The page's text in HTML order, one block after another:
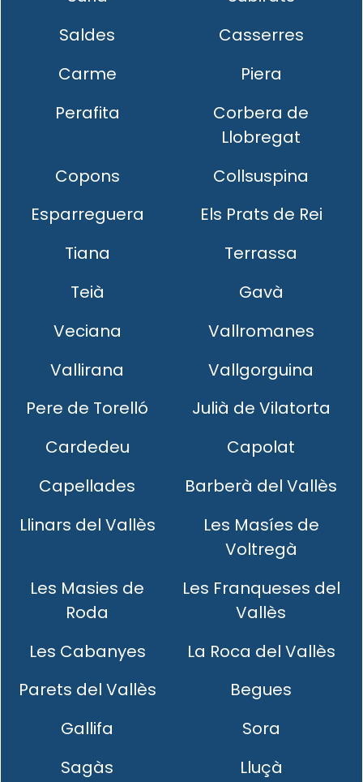
Saldes
Casserres
Carme
Piera
Perafita
Corbera de
Llobregat
Copons
Collsuspina
Esparreguera
Els Prats de Rei
Tiana
Terrassa
Teià
Gavà
Veciana
Vallromanes
Vallirana
Vallgorguina
Pere de Torelló
Julià de Vilatorta
Cardedeu
Capolat
Capellades
Barberà del Vallès
Llinars del Vallès
Les Masíes de
Voltregà
Les Masies de
Roda
Les Franqueses del
Vallès
Les Cabanyes
La Roca del Vallès
Parets del Vallès
Begues
Gallifa
Sora
Sagàs
Lluçà